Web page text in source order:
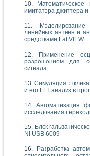
Математическое
имитатора джиттера
линейных антенн и
средствами LabVIEW
Применение
разрешением для
сигнала
Симуляция
и его FFT анализ в
Автоматизация
исследования
Блок
NI USB-6009
Разработка